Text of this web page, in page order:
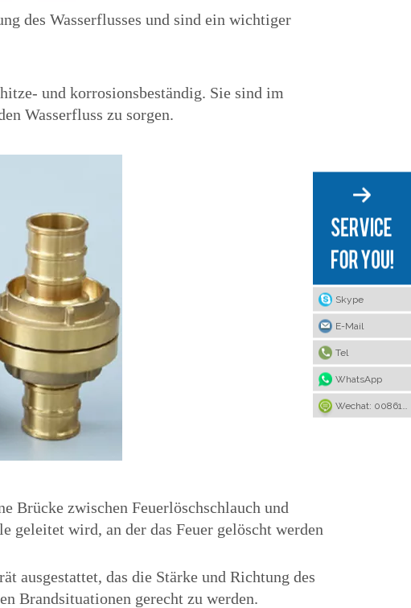
des Wasserflusses und sind ein wichtiger
und korrosionsbeständig. Sie sind im
Wasserfluss zu sorgen.
Brücke zwischen Feuerlöschschlauch und
geleitet wird, an der das Feuer gelöscht werden
ausgestattet, das die Stärke und Richtung des
Brandsituationen gerecht zu werden.
Skype
E-Mail
Tel
WhatsApp